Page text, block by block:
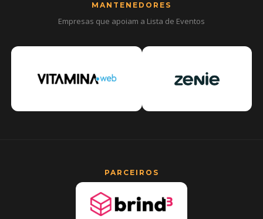
MANTENEDORES
Empresas que apoiam a Lista de Eventos
PARCEIROS